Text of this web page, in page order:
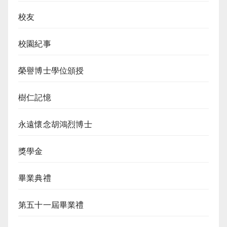
校友
校園紀事
榮譽博士學位頒授
樹仁記憶
永遠懷念胡鴻烈博士
獎學金
畢業典禮
第五十一屆畢業禮